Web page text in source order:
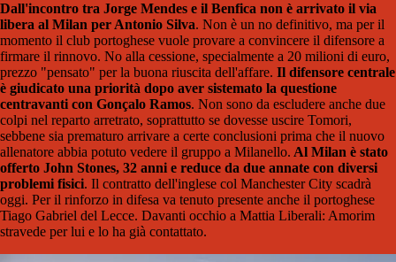
Dall'incontro tra Jorge Mendes e il Benfica non è arrivato il via
libera al Milan per Antonio Silva. Non è un no definitivo, ma per il
momento il club portoghese vuole provare a convincere il difensore a
firmare il rinnovo. No alla cessione, specialmente a 20 milioni di euro,
prezzo "pensato" per la buona riuscita dell'affare. Il difensore centrale
è giudicato una priorità dopo aver sistemato la questione
centravanti con Gonçalo Ramos. Non sono da escludere anche due
colpi nel reparto arretrato, soprattutto se dovesse uscire Tomori,
sebbene sia prematuro arrivare a certe conclusioni prima che il nuovo
allenatore abbia potuto vedere il gruppo a Milanello. Al Milan è stato
offerto John Stones, 32 anni e reduce da due annate con diversi
problemi fisici. Il contratto dell'inglese col Manchester City scadrà
oggi. Per il rinforzo in difesa va tenuto presente anche il portoghese
Tiago Gabriel del Lecce. Davanti occhio a Mattia Liberali: Amorim
stravede per lui e lo ha già contattato.